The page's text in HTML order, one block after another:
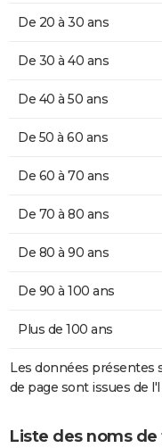
De 20 à 30 ans
De 30 à 40 ans
De 40 à 50 ans
De 50 à 60 ans
De 60 à 70 ans
De 70 à 80 ans
De 80 à 90 ans
De 90 à 100 ans
Plus de 100 ans
Les données présentes
de page sont issues de
Liste des noms